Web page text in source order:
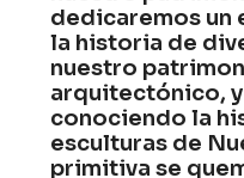
dedicaremos un
la historia de
nuestro
arquitectónico,
conociendo la
esculturas de
primitiva se